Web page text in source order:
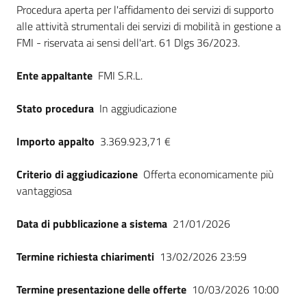
site
Seguici
Dati del bando
Procedura aperta per l'affidamento dei servizi di supporto
alle attività strumentali dei servizi di mobilità in gestione a
FMI - riservata ai sensi dell'art. 61 Dlgs 36/2023.
Ente appaltante FMI S.R.L.
Stato procedura In aggiudicazione
Importo appalto 3.369.923,71 €
Criterio di aggiudicazione Offerta economicamente più
vantaggiosa
Data di pubblicazione a sistema 21/01/2026
Termine richiesta chiarimenti 13/02/2026 23:59
Termine presentazione delle offerte 10/03/2026 10:00